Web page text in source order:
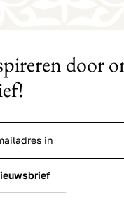
door